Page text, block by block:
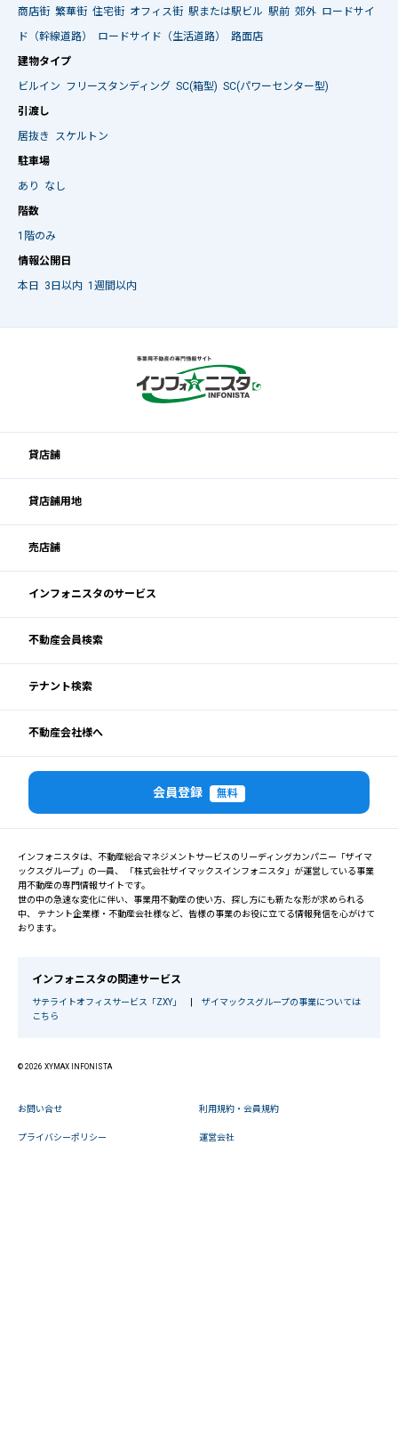
商店街 繁華街 住宅街 オフィス街 駅または駅ビル 駅前 郊外 ロードサイ
ド（幹線道路）
ロードサイド（生活道路）
路面店
建物タイプ
ビルイン フリースタンディング SC(箱型) SC(パワーセンター型)
引渡し
居抜き
スケルトン
駐車場
あり
なし
階数
1階のみ
情報公開日
本日 3日以内 1週間以内
貸店舗
貸店舗用地
売店舗
インフォニスタのサービス
不動産会員検索
テナント検索
不動産会社様へ
会員登録 無料
インフォニスタは、不動産総合マネジメントサービスのリーディングカンパニー「ザイマ
ックスグループ」の一員、 「株式会社ザイマックスインフォニスタ」が運営している事業
用不動産の専門情報サイトです。
世の中の急速な変化に伴い、事業用不動産の使い方、探し方にも新たな形が求められる
中、 テナント企業様・不動産会社様など、皆様の事業のお役に立てる情報発信を心がけて
おります。
インフォニスタの関連サービス
サテライトオフィスサービス「ZXY」
ザイマックスグループの事業については
こちら
© 2026 XYMAX INFONISTA
お問い合せ 利用規約・会員規約
プライバシーポリシー 運営会社